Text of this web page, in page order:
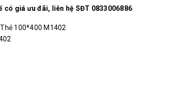
có giá ưu đãi, liên hệ SĐT 0833006886